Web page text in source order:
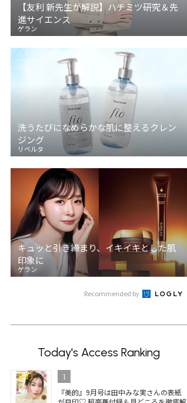
【友利 新先生が解説】ハチミツ研究＆先
進サイエンス
ゲラン
洗うたびになめらかな肌に整えるクレン
ジング
リベルタ
キュッと引き締まり、イキイキとした肌
印象に
ゲラン
Recommended by
Today's Access Ranking
1
『美的』9月号は田中みな実さんの表紙